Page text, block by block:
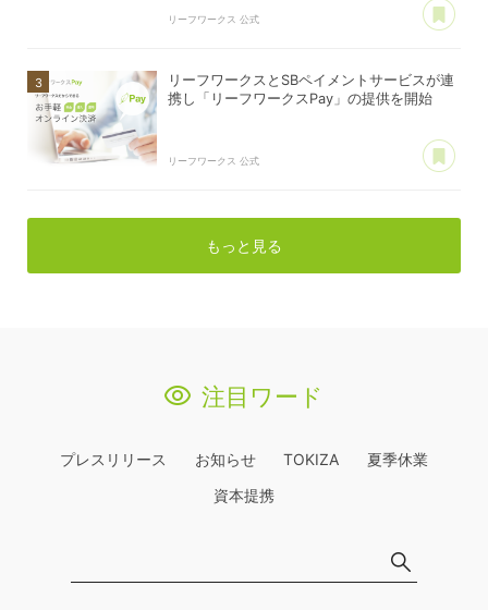
リーフワークス 公式
リーフワークスとSBペイメントサービスが連
携し「リーフワークスPay」の提供を開始
リーフワークス 公式
もっと見る
注目ワード
プレスリリース お知らせ TOKIZA
夏季休業
資本提携